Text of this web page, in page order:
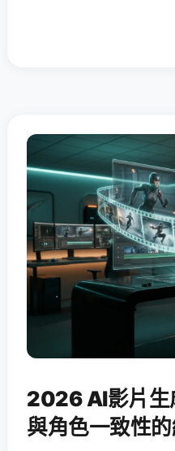
2026 AI影片生
與角色一致性